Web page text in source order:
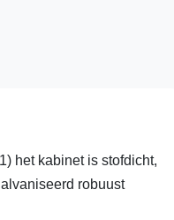
het kabinet is stofdicht,
robuust